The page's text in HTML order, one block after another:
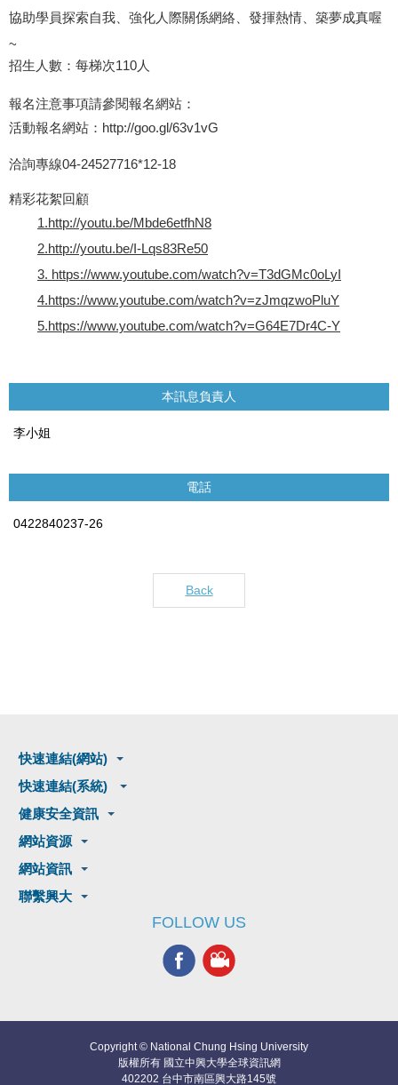
協助學員探索自我、強化人際關係網絡、發揮熱情、築夢成真喔
~
招生人數：每梯次110人
報名注意事項請參閱報名網站：
活動報名網站： http://goo.gl/63v1vG
洽詢專線04-24527716*12-18
精彩花絮回顧
1.http://youtu.be/Mbde6etfhN8
2.http://youtu.be/I-Lqs83Re50
3. https://www.youtube.com/watch?v=T3dGMc0oLyI
4.https://www.youtube.com/watch?v=zJmqzwoPluY
5.https://www.youtube.com/watch?v=G64E7Dr4C-Y
本訊息負責人
李小姐
電話
0422840237-26
Back
快速連結(網站)
快速連結(系統)
健康安全資訊
網站資源
網站資訊
聯繫興大
FOLLOW US
Copyright © National Chung Hsing University
版權所有 國立中興大學全球資訊網
402202 台中市南區興大路145號